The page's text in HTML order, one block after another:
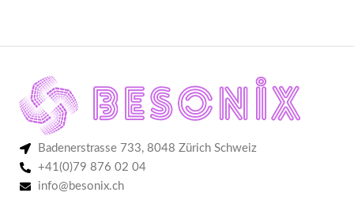
Badenerstrasse 733, 8048 Zürich Schweiz
+41(0)79 876 02 04
info@besonix.ch